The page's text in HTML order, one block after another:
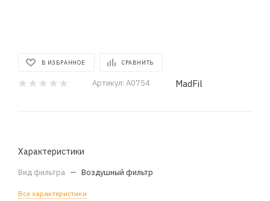
В ИЗБРАННОЕ СРАВНИТЬ
Артикул: A0754 MadFil
Характеристики
Вид фильтра — Воздушный фильтр
Все характеристики